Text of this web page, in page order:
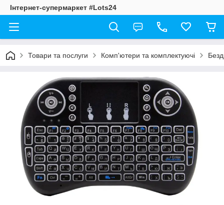
Інтернет-супермаркет #Lots24
Товари та послуги Комп'ютери та комплектуючі